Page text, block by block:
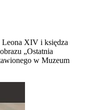
Leona XIV i księdza
„Ostatnia
w Muzeum